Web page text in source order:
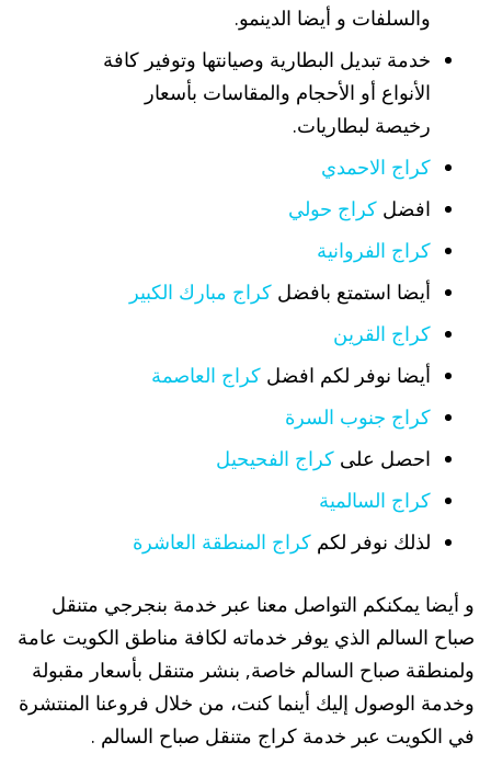
والسلفات و أيضا الدينمو.
خدمة تبديل البطارية وصيانتها وتوفير كافة
الأنواع أو الأحجام والمقاسات بأسعار
رخيصة لبطاريات.
كراج الاحمدي
افضل كراج حولي
كراج الفروانية
أيضا استمتع بافضل كراج مبارك الكبير
كراج القرين
أيضا نوفر لكم افضل كراج العاصمة
كراج جنوب السرة
احصل على كراج الفحيحيل
كراج السالمية
لذلك نوفر لكم كراج المنطقة العاشرة
و أيضا يمكنكم التواصل معنا عبر خدمة بنجرجي متنقل
صباح السالم الذي يوفر خدماته لكافة مناطق الكويت عامة
ولمنطقة صباح السالم خاصة, بنشر متنقل بأسعار مقبولة
وخدمة الوصول إليك أينما كنت، من خلال فروعنا المنتشرة
في الكويت عبر خدمة كراج متنقل صباح السالم .